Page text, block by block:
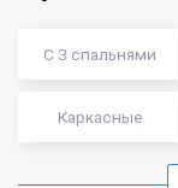
С 3 спальнями
Каркасные